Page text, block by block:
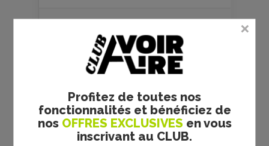
Profitez de toutes nos
fonctionnalités et bénéficiez de
nos OFFRES EXCLUSIVES en vous
inscrivant au CLUB.
Le Pouvoir - le
DVD sur les
premiers pas
de François
Hollande à
l’Elysée
Le pouvoir - la
critique du
documentaire